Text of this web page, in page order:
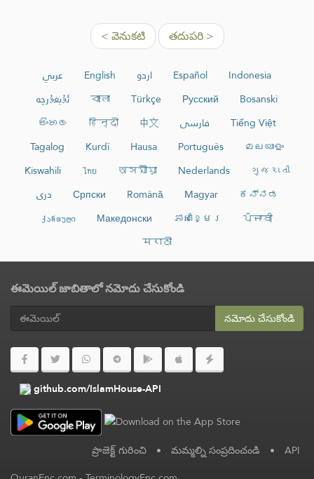
< వెనుకటి తదుపరి >
عربي English اردو Español
Indonesia
ئۇيغۇرچە
বাংলা Türkçe Русский
Bosanski
සිංහල
हिन्दी 中文 فارسی
Tiếng Việt
Tagalog
Kurdî Hausa Português
മലയാളം
Kiswahili
ไทย অসমীয়া Nederlands
ગુજરાતી
دری
Српски Română Magyar
ಕನ್ನಡ
ქართული
Македонски ភាសាខ្មែរ
ਪੰਜਾਬੀ
मराठी
ఈమెయిల్ జాబితాలో నమోదు చేసుకోండి
నమోదు చేసుకోండి
github.com/IslamHouse-API
ప్రాజెక్ట్ గురించి • మమ్మల్ని సంప్రదించండి • API